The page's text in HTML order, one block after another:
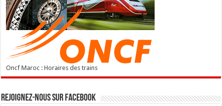
Oncf Maroc : Horaires des trains
Rejoignez-nous sur Facebook